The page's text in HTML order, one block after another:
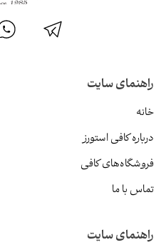
راهنمای سایت
خانه
درباره کافی استورز
فروشگاه‌های کافی
تماس با ما
راهنمای سایت